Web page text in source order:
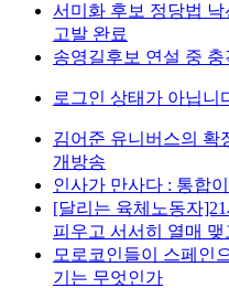
서미화 후보 정당법
고발 완료
송영길후보 연설 중 충
로그인 상태가 아닙니
김어준 유니버스의 확
개방송
인사가 만사다 : 통합
[달리는 육체노동자
피우고 서서히 열매 맺
모로코인들이 스페인
기는 무엇인가